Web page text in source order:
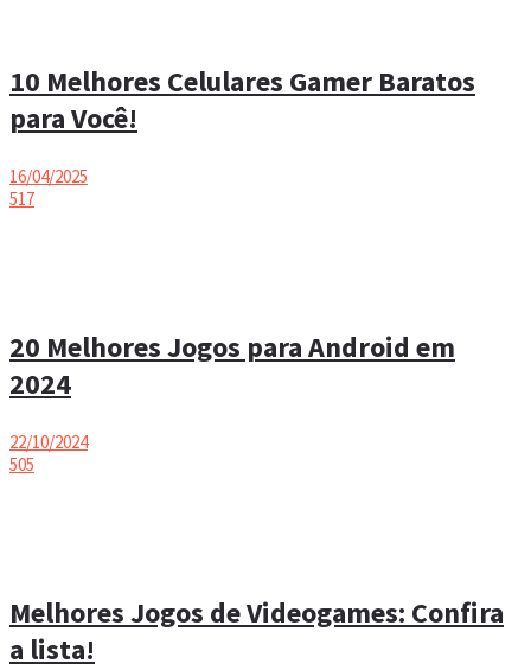
10 Melhores Celulares Gamer Baratos
para Você!
16/04/2025
517
20 Melhores Jogos para Android em
2024
22/10/2024
505
Melhores Jogos de Videogames: Confira
a lista!